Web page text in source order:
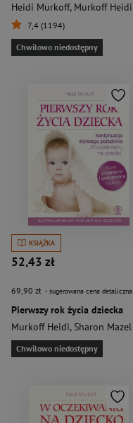
Heidi Murkoff, Murkoff Heidi
7,4 (1194)
Chwilowo niedostępny
KSIĄŻKA
52,43 zł
69,90 zł - sugerowana cena detaliczna
Pierwszy rok życia dziecka
Murkoff Heidi, Sharon Mazel
Chwilowo niedostępny